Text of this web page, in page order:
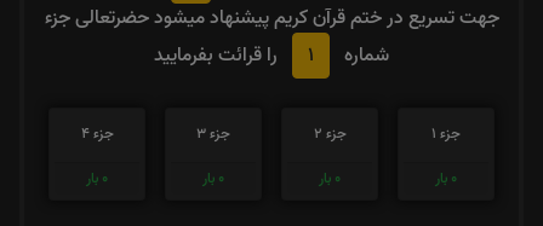
جهت تسریع در ختم قرآن کریم پیشنهاد میشود حضرتعالی جزء
شماره
1 را قرائت بفرمایید
جزء 1
0 بار
جزء 2
0 بار
جزء 3
0 بار
جزء 4
0 بار